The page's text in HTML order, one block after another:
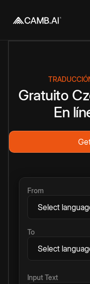
Gratuito
En
From
To
Input Text